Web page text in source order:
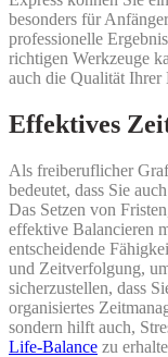
besonders für
professionelle
richtigen Werkzeuge
auch die Qualität Ihrer
Effektives
Als freiberuflicher
bedeutet, dass Sie
Das Setzen von
effektive Balancieren
entscheidende
und Zeitverfolgung,
sicherzustellen, dass
organisiertes
sondern hilft auch,
Life-Balance zu